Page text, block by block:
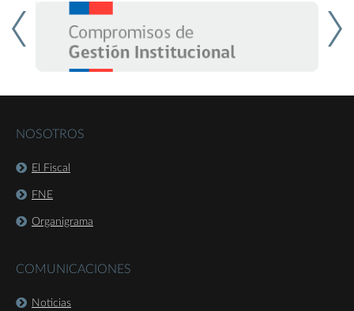
NOSOTROS
El Fiscal
FNE
Organigrama
COMUNICACIONES
Noticias